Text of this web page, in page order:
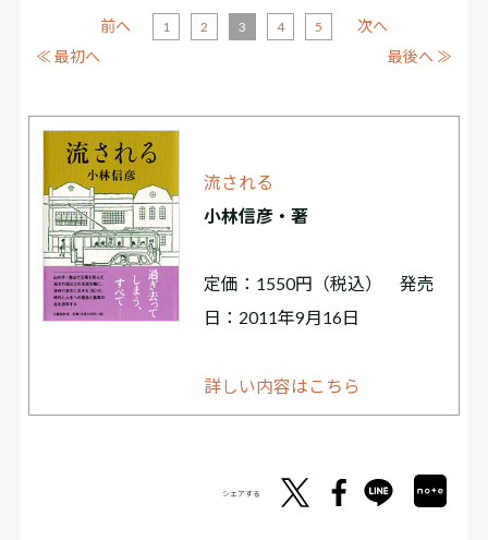
≪ 最初へ
前へ 1 2 3 4 5
次へ
最後へ ≫
流される
小林信彦・著
定価：1550円（税込） 発売
日：2011年9月16日
詳しい内容はこちら
シェアする